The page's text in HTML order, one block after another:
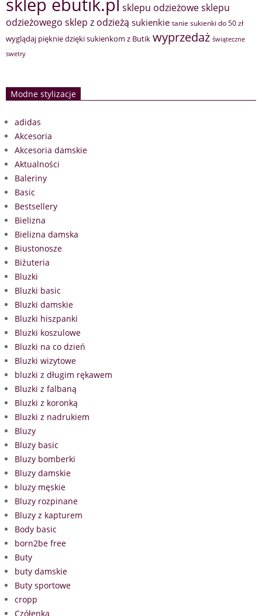
sklepu odzieżowesklepu
odzieżowego sklep z odzieżą sukienkie tanie sukienki do 50 zł
wyglądaj pięknie dzięki sukienkom z Butik wyprzedaż świąteczne
swetry
Modne stylizacje
adidas
Akcesoria
Akcesoria damskie
Aktualności
Baleriny
Basic
Bestsellery
Bielizna
Bielizna damska
Biustonosze
Biżuteria
Bluzki
Bluzki basic
Bluzki damskie
Bluzki hiszpanki
Bluzki koszulowe
Bluzki na co dzień
Bluzki wizytowe
bluzki z długim rękawem
Bluzki z falbaną
Bluzki z koronką
Bluzki z nadrukiem
Bluzy
Bluzy basic
Bluzy bomberki
Bluzy damskie
bluzy męskie
Bluzy rozpinane
Bluzy z kapturem
Body basic
born2be free
Buty
buty damskie
Buty sportowe
cropp
Czółenka